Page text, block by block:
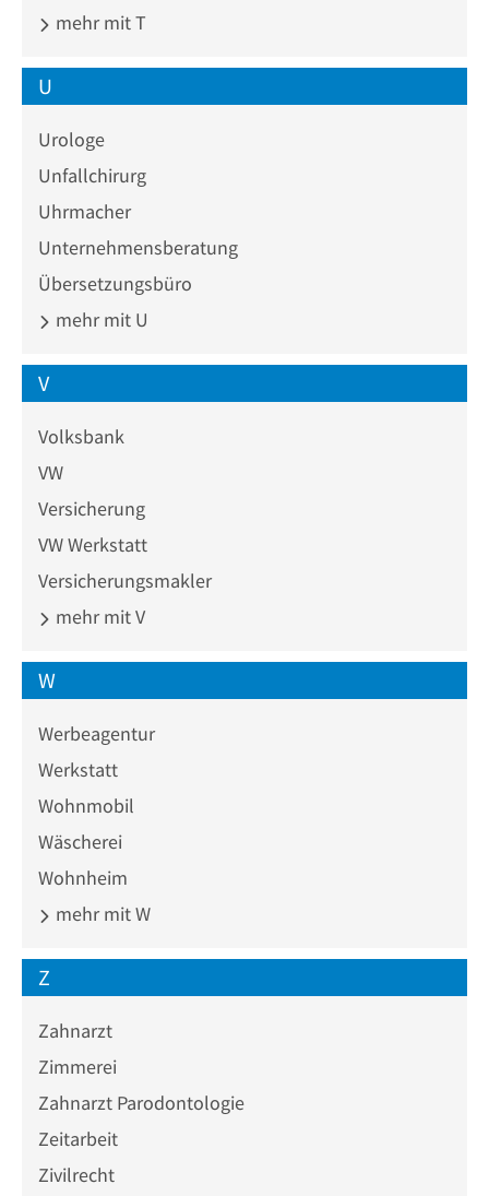
mehr mit T
U
Urologe
Unfallchirurg
Uhrmacher
Unternehmensberatung
Übersetzungsbüro
mehr mit U
V
Volksbank
VW
Versicherung
VW Werkstatt
Versicherungsmakler
mehr mit V
W
Werbeagentur
Werkstatt
Wohnmobil
Wäscherei
Wohnheim
mehr mit W
Z
Zahnarzt
Zimmerei
Zahnarzt Parodontologie
Zeitarbeit
Zivilrecht